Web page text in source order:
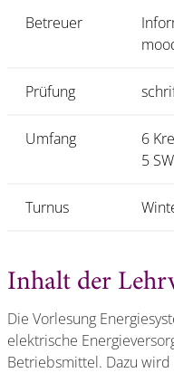
Betreuer
Prüfung
Umfang
6
5
Turnus
Inhalt der
Die Vorlesung
elektrische
Betriebsmittel. Dazu